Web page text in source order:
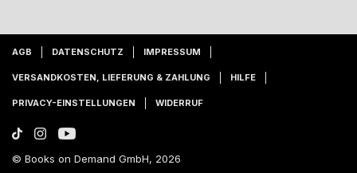
AGB DATENSCHUTZ IMPRESSUM
VERSANDKOSTEN, LIEFERUNG & ZAHLUNG HILFE
PRIVACY-EINSTELLUNGEN WIDERRUF
© Books on Demand GmbH, 2026